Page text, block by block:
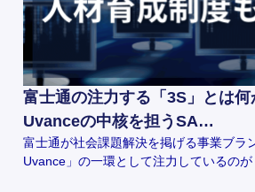
富士通の注力する「3S」とは
Uvanceの中核を担うSA…
富士通が社会課題解決を掲げる事業ブラ
Uvance」の一環として注力しているの